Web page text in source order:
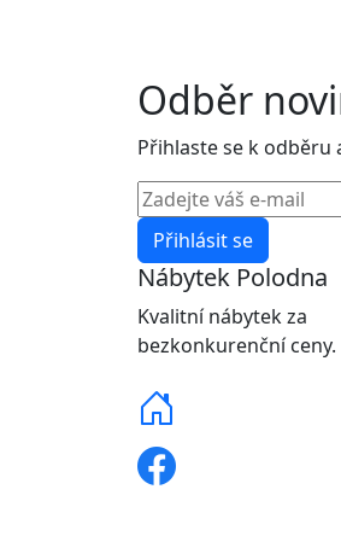
Odběr
Přihlaste se k
Přihlásit se
Nábytek Polodna
Kvalitní nábytek za
bezkonkurenční ceny.